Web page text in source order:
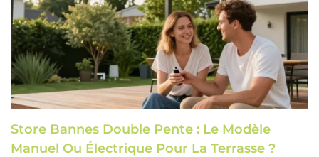
Store Bannes Double Pente : Le Modèle
Manuel Ou Électrique Pour La Terrasse ?